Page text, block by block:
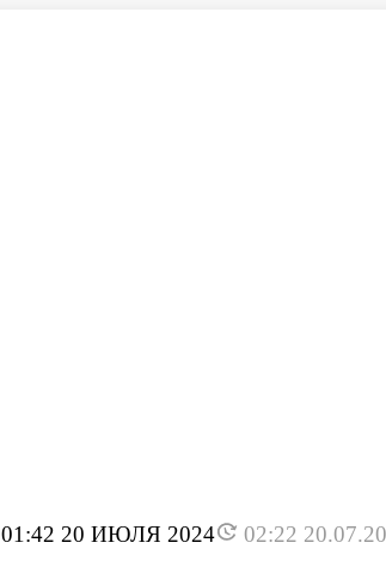
01:42 20 ИЮЛЯ 2024 02:22